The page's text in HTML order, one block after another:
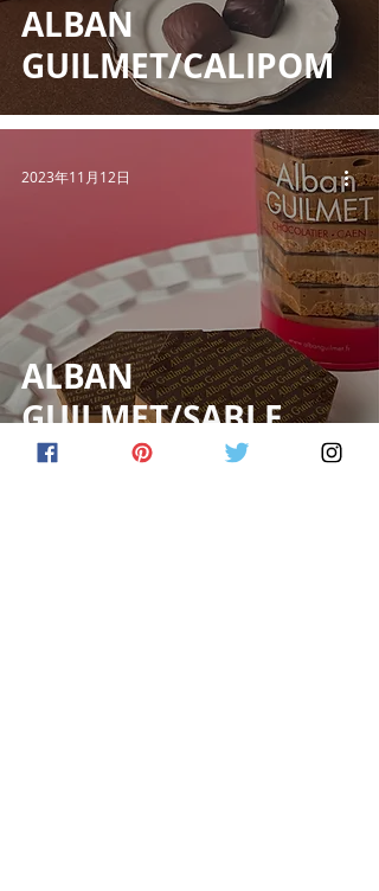
ALBAN
GUILMET/CALIPOM
ALBAN
GUILMET/SABLE
GIANDUJA
2023年11月12日